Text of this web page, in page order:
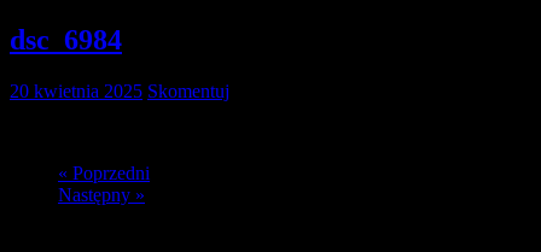
dsc_6984
20 kwietnia 2025 Skomentuj
« Poprzedni
Następny »